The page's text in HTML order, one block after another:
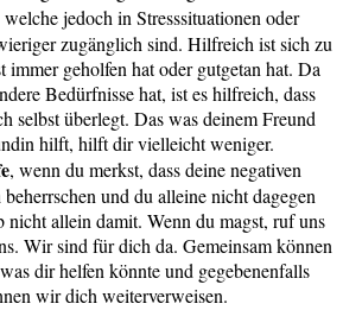
welche jedoch in Stresssituationen oder
zugänglich sind. Hilfreich ist sich zu
immer geholfen hat oder gutgetan hat. Da
Bedürfnisse hat, ist es hilfreich, dass
selbst überlegt. Das was deinem Freund
hilft, hilft dir vielleicht weniger.
, wenn du merkst, dass deine negativen
und du alleine nicht dagegen
nicht allein damit. Wenn du magst, ruf uns
Wir sind für dich da. Gemeinsam können
dir helfen könnte und gegebenenfalls
wir dich weiterverweisen.